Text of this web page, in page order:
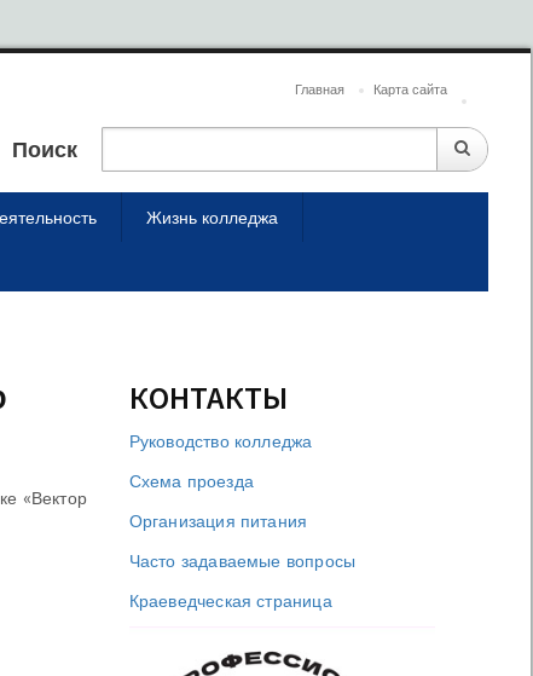
Главная Карта сайта
Поиск
Жизнь колледжа
«Вектор
КОНТАКТЫ
Руководство колледжа
Схема проезда
Организация питания
Часто задаваемые вопросы
Краеведческая страница